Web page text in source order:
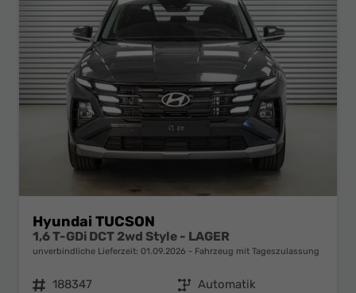
Hyundai TUCSON
1,6 T-GDi DCT 2wd Style - LAGER
unverbindliche Lieferzeit: 01.09.2026 Fahrzeug mit Tageszulassung
Fahrzeugnr. 188347 Getriebe Automatik